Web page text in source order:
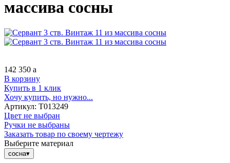
массива сосны
142 350 a
В корзину
Купить в 1 клик
Хочу купить, но нужно...
Артикул: Т013249
Цвет не выбран
Ручки не выбраны
Заказать товар по своему чертежу
Выберите материал
сосна▾